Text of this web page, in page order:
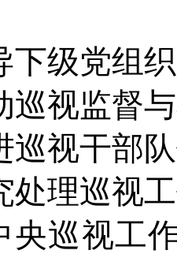
下级党组
巡视监督
巡视干部
处理巡视
央巡视工